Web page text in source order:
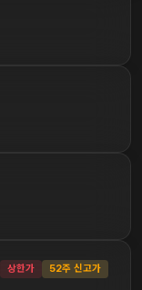
상한가 52주 신고가